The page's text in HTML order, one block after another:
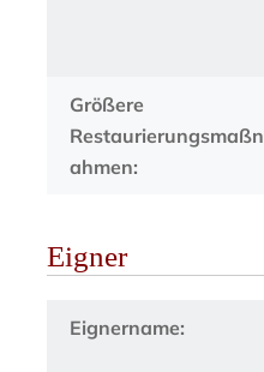
Größere
Restaurierungsmaßn
ahmen:
Eigner
Eignername: